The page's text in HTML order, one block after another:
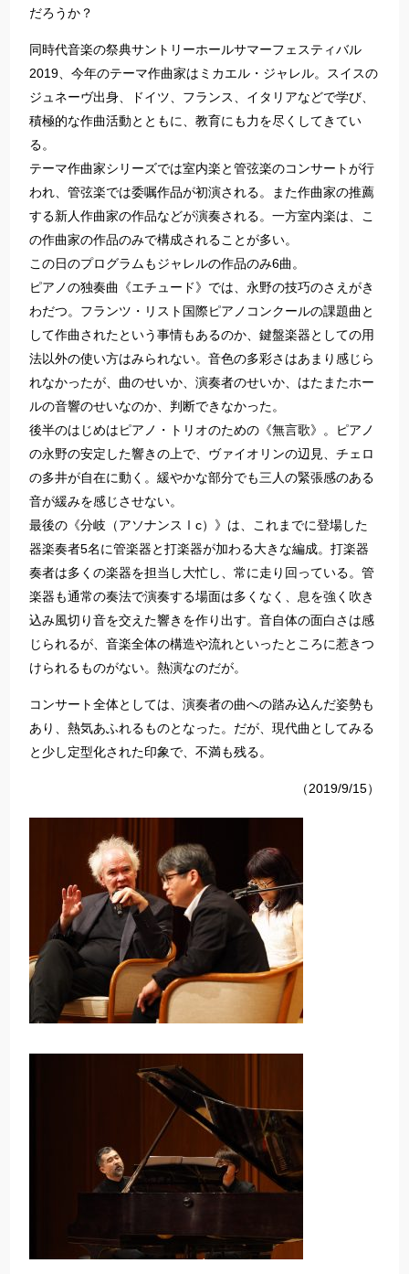
だろうか？
同時代音楽の祭典サントリーホールサマーフェスティバル
2019、今年のテーマ作曲家はミカエル・ジャレル。スイスの
ジュネーヴ出身、ドイツ、フランス、イタリアなどで学び、
積極的な作曲活動とともに、教育にも力を尽くしてきてい
る。
テーマ作曲家シリーズでは室内楽と管弦楽のコンサートが行
われ、管弦楽では委嘱作品が初演される。また作曲家の推薦
する新人作曲家の作品などが演奏される。一方室内楽は、こ
の作曲家の作品のみで構成されることが多い。
この日のプログラムもジャレルの作品のみ6曲。
ピアノの独奏曲《エチュード》では、永野の技巧のさえがき
わだつ。フランツ・リスト国際ピアノコンクールの課題曲と
して作曲されたという事情もあるのか、鍵盤楽器としての用
法以外の使い方はみられない。音色の多彩さはあまり感じら
れなかったが、曲のせいか、演奏者のせいか、はたまたホー
ルの音響のせいなのか、判断できなかった。
後半のはじめはピアノ・トリオのための《無言歌》。ピアノ
の永野の安定した響きの上で、ヴァイオリンの辺見、チェロ
の多井が自在に動く。緩やかな部分でも三人の緊張感のある
音が緩みを感じさせない。
最後の《分岐（アソナンスⅠc）》は、これまでに登場した
器楽奏者5名に管楽器と打楽器が加わる大きな編成。打楽器
奏者は多くの楽器を担当し大忙し、常に走り回っている。管
楽器も通常の奏法で演奏する場面は多くなく、息を強く吹き
込み風切り音を交えた響きを作り出す。音自体の面白さは感
じられるが、音楽全体の構造や流れといったところに惹きつ
けられるものがない。熱演なのだが。
コンサート全体としては、演奏者の曲への踏み込んだ姿勢も
あり、熱気あふれるものとなった。だが、現代曲としてみる
と少し定型化された印象で、不満も残る。
（2019/9/15）